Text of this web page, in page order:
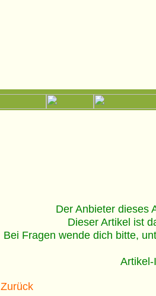
Der Anbieter dieses
Dieser Artikel ist
Bei Fragen wende dich bitte,
Zurück